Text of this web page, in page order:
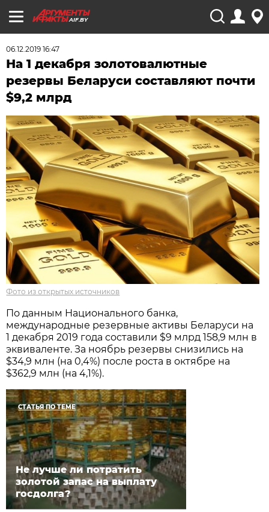
AIF.BY
06.12.2019 16:47
На 1 декабря золотовалютные
резервы Беларуси составляют почти
$9,2 млрд
Фото из открытых источников
По данным Национального банка,
международные резервные активы Беларуси на
1 декабря 2019 года составили $9 млрд 158,9 млн в
эквиваленте. За ноябрь резервы снизились на
$34,9 млн (на 0,4%) после роста в октябре на
$362,9 млн (на 4,1%).
СТАТЬЯ ПО ТЕМЕ
Не лучше ли потратить
золотой запас на выплату
госдолга?